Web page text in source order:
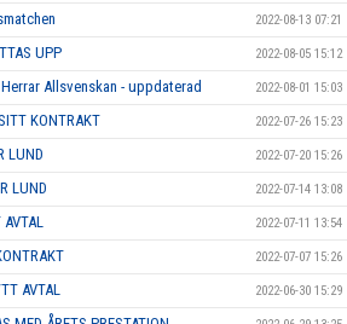
2022-08-13 07:21
UPP 2022-08-05 15:12
Allsvenskan - uppdaterad 2022-08-01 15:03
KONTRAKT 2022-07-26 15:23
LUND 2022-07-20 15:26
LUND 2022-07-14 13:08
AVTAL 2022-07-11 13:54
2022-07-07 15:26
AVTAL 2022-06-30 15:29